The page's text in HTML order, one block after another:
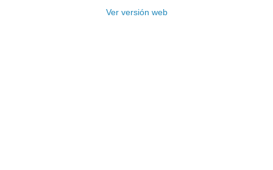
Ver versión web